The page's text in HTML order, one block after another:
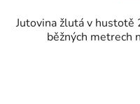
Jutovina žlutá v
běžných metrech